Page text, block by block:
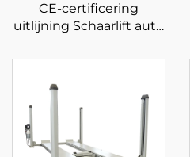
CE-certificering
uitlijning Schaarlift auto
autolift voor autoservice